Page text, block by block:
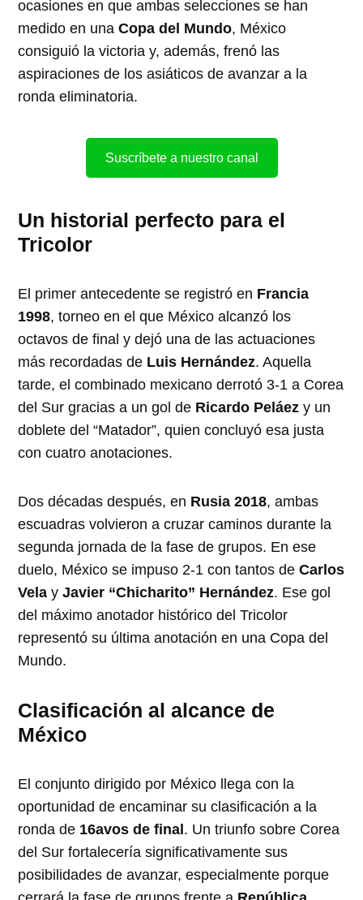
ocasiones en que ambas selecciones se han
medido en unaCopa del Mundo, México
consiguió la victoria y, además, frenó las
aspiraciones de los asiáticos de avanzar a la
ronda eliminatoria.
Suscríbete a nuestro canal
Un historial perfecto para el
Tricolor
El primer antecedente se registró en Francia
1998, torneo en el que México alcanzó los
octavos de final y dejó una de las actuaciones
más recordadas de Luis Hernández. Aquella
tarde, el combinado mexicano derrotó 3-1 a Corea
del Sur gracias a un gol de Ricardo Peláez y un
doblete del “Matador”, quien concluyó esa justa
con cuatro anotaciones.
Dos décadas después, en Rusia 2018, ambas
escuadras volvieron a cruzar caminos durante la
segunda jornada de la fase de grupos. En ese
duelo, México se impuso 2-1 con tantos deCarlos
Vela yJavier “Chicharito” Hernández. Ese gol
del máximo anotador histórico del Tricolor
representó su última anotación en una Copa del
Mundo.
Clasificación al alcance de
México
El conjunto dirigido por México llega con la
oportunidad de encaminar su clasificación a la
ronda de 16avos de final. Un triunfo sobre Corea
del Sur fortalecería significativamente sus
posibilidades de avanzar, especialmente porque